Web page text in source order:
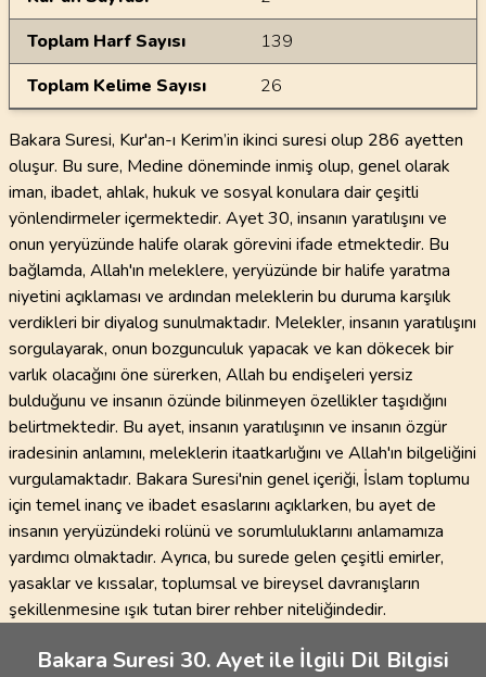
Toplam Harf Sayısı
139
Toplam Kelime Sayısı
26
Bakara Suresi, Kur'an-ı Kerim’in ikinci suresi olup 286 ayetten
oluşur. Bu sure, Medine döneminde inmiş olup, genel olarak
iman, ibadet, ahlak, hukuk ve sosyal konulara dair çeşitli
yönlendirmeler içermektedir. Ayet 30, insanın yaratılışını ve
onun yeryüzünde halife olarak görevini ifade etmektedir. Bu
bağlamda, Allah'ın meleklere, yeryüzünde bir halife yaratma
niyetini açıklaması ve ardından meleklerin bu duruma karşılık
verdikleri bir diyalog sunulmaktadır. Melekler, insanın yaratılışını
sorgulayarak, onun bozgunculuk yapacak ve kan dökecek bir
varlık olacağını öne sürerken, Allah bu endişeleri yersiz
bulduğunu ve insanın özünde bilinmeyen özellikler taşıdığını
belirtmektedir. Bu ayet, insanın yaratılışının ve insanın özgür
iradesinin anlamını, meleklerin itaatkarlığını ve Allah'ın bilgeliğini
vurgulamaktadır. Bakara Suresi'nin genel içeriği, İslam toplumu
için temel inanç ve ibadet esaslarını açıklarken, bu ayet de
insanın yeryüzündeki rolünü ve sorumluluklarını anlamamıza
yardımcı olmaktadır. Ayrıca, bu surede gelen çeşitli emirler,
yasaklar ve kıssalar, toplumsal ve bireysel davranışların
şekillenmesine ışık tutan birer rehber niteliğindedir.
Bakara Suresi 30. Ayet ile İlgili Dil Bilgisi